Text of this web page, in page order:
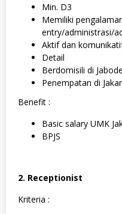
Min. D3
Memiliki
entry/administrasi/
Aktif dan
Detail
Berdomisili di
Penempatan di
Benefit :
Basic salary UMK
BPJS
2. Receptionist
Kriteria :